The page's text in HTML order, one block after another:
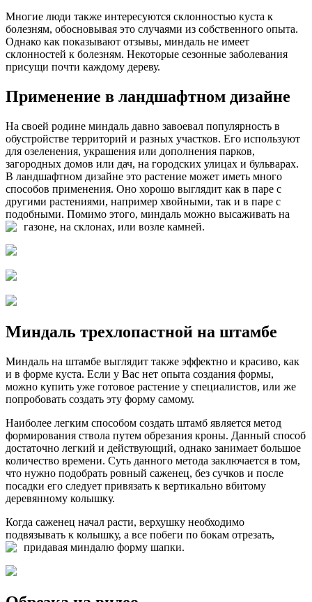
Многие люди также интересуются склонностью куста к
болезням, обосновывая это случаями из собственного опыта.
Однако как показывают отзывы, миндаль не имеет
склонностей к болезням. Некоторые сезонные заболевания
присущи почти каждому дереву.
Применение в ландшафтном дизайне
На своей родине миндаль давно завоевал популярность в
обустройстве территорий и разных участков. Его используют
для озеленения, украшения или дополнения парков,
загородных домов или дач, на городских улицах и бульварах.
В ландшафтном дизайне это растение может иметь много
способов применения. Оно хорошо выглядит как в паре с
другими растениями, например хвойными, так и в паре с
подобными. Помимо этого, миндаль можно высаживать на
газоне, на склонах, или возле камней.
Миндаль трехлопастной на штамбе
Миндаль на штамбе выглядит также эффектно и красиво, как
и в форме куста. Если у Вас нет опыта создания формы,
можно купить уже готовое растение у специалистов, или же
попробовать создать эту форму самому.
Наиболее легким способом создать штамб является метод
формирования ствола путем обрезания кроны. Данный способ
достаточно легкий и действующий, однако занимает большое
количество времени. Суть данного метода заключается в том,
что нужно подобрать ровный саженец, без сучков и после
посадки его следует привязать к вертикально вбитому
деревянному колышку.
Когда саженец начал расти, верхушку необходимо
подвязывать к колышку, а все побеги по бокам отрезать,
придавая миндалю форму шапки.